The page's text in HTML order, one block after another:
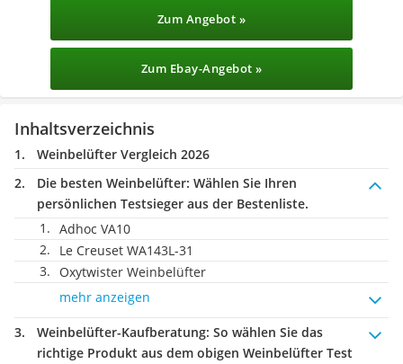
Zum Angebot »
Zum Ebay-Angebot »
Inhaltsverzeichnis
Weinbelüfter Vergleich 2026
Die besten Weinbelüfter: Wählen Sie Ihren
persönlichen Testsieger aus der Bestenliste.
Adhoc VA10
Le Creuset WA143L-31
Oxytwister Weinbelüfter
mehr anzeigen
Weinbelüfter-Kaufberatung: So wählen Sie das
richtige Produkt aus dem obigen Weinbelüfter Test